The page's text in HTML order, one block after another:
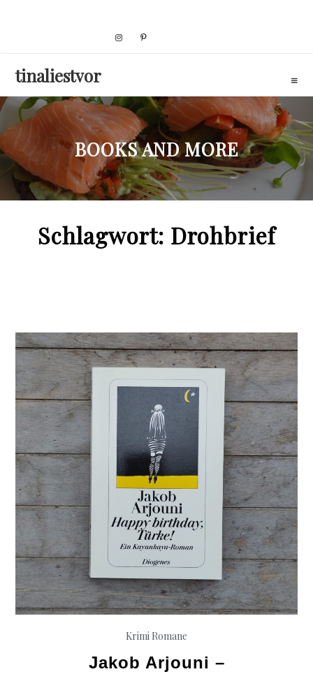
tinaliestvor
BOOKS AND MORE
Schlagwort: Drohbrief
Krimi Romane
Jakob Arjouni –